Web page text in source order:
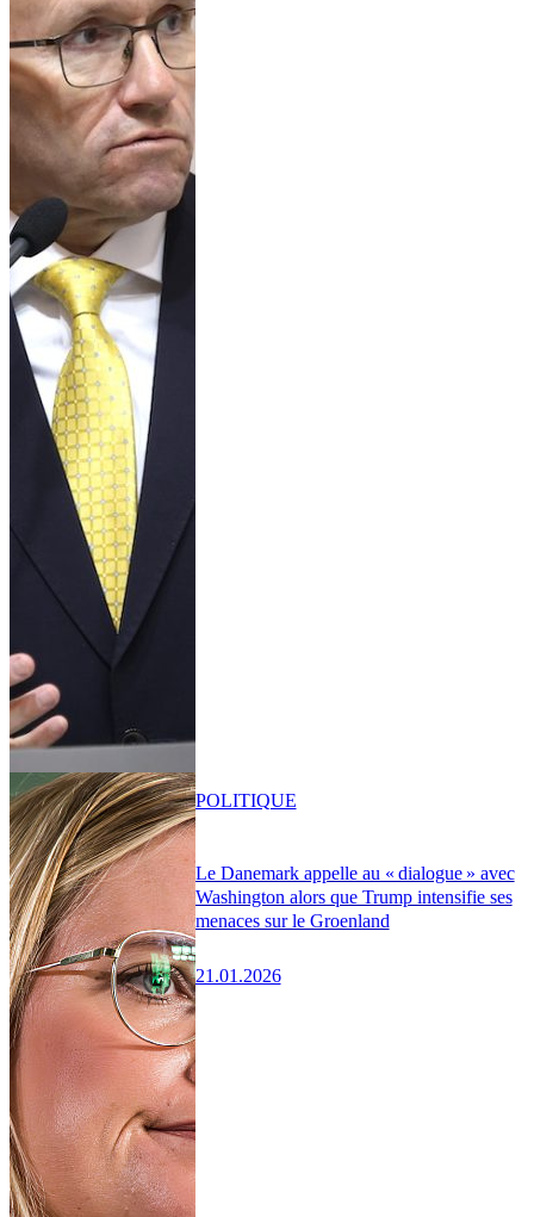
Le Danemark appelle au « dialogue » avec
Washington alors que Trump intensifie ses
menaces sur le Groenland
21.01.2026
POLITIQUE